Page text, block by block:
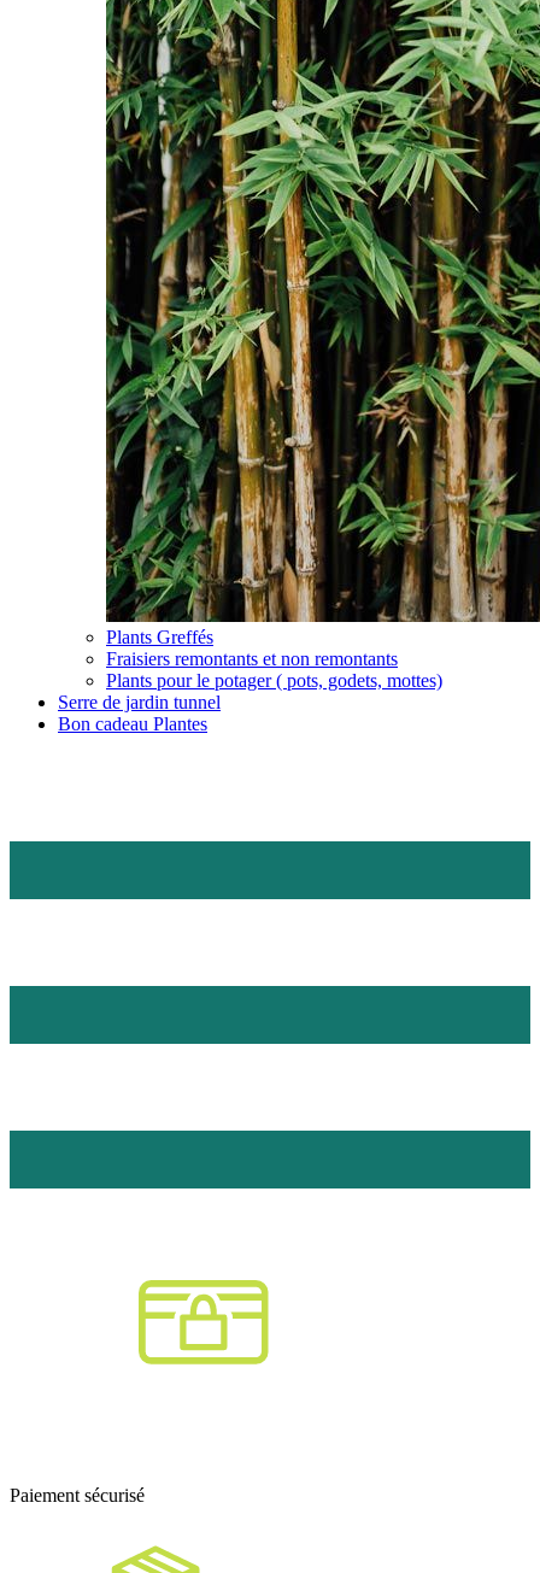
Plants Greffés
Fraisiers remontants et non remontants
Plants pour le potager ( pots, godets, mottes)
Serre de jardin tunnel
Bon cadeau Plantes
Paiement sécurisé